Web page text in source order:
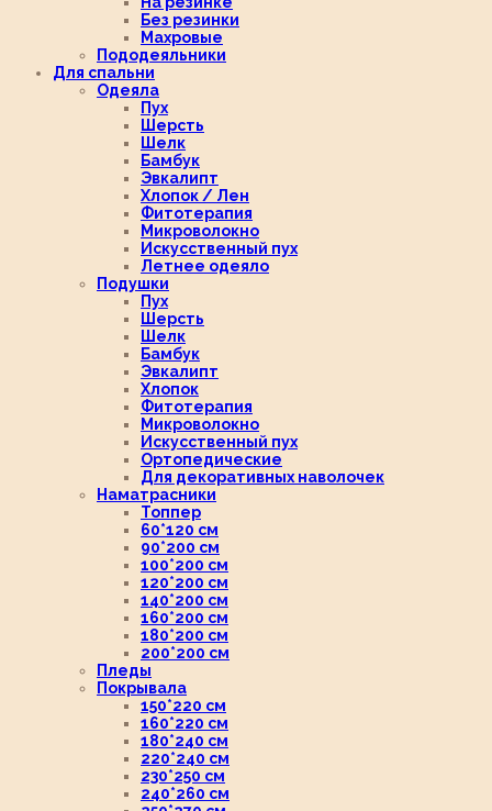
Без резинки
Махровые
Пододеяльники
Для спальни
Одеяла
Пух
Шерсть
Шелк
Бамбук
Эвкалипт
Хлопок / Лен
Фитотерапия
Микроволокно
Искусственный пух
Летнее одеяло
Подушки
Пух
Шерсть
Шелк
Бамбук
Эвкалипт
Хлопок
Фитотерапия
Микроволокно
Искусственный пух
Ортопедические
Для декоративных наволочек
Наматрасники
Топпер
60*120 см
90*200 см
100*200 см
120*200 см
140*200 см
160*200 см
180*200 см
200*200 см
Пледы
Покрывала
150*220 см
160*220 см
180*240 см
220*240 см
230*250 см
240*260 см